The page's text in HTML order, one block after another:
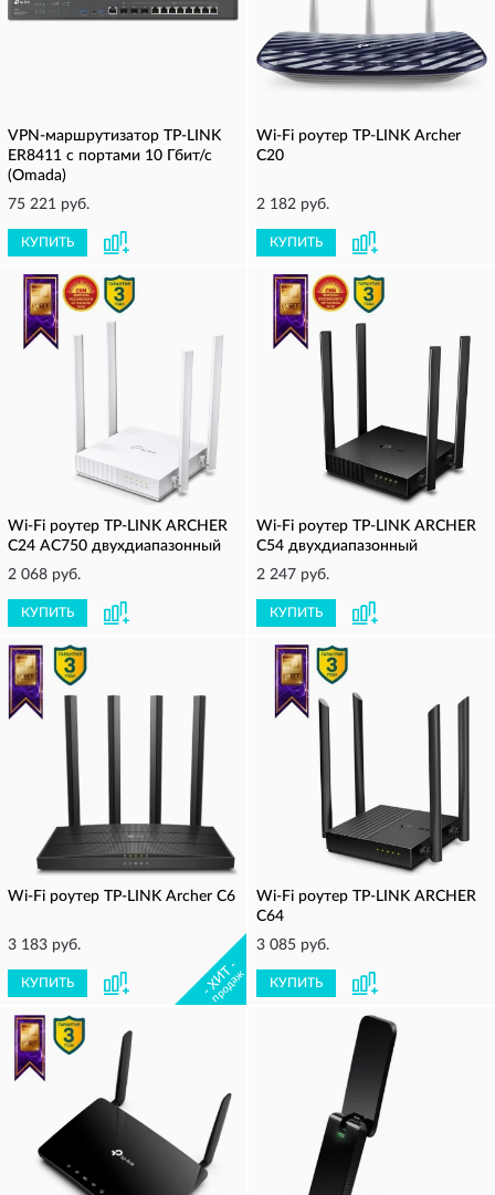
VPN-маршрутизатор TP-LINK
ER8411 с портами 10 Гбит/с
(Omada)
75 221 руб.
КУПИТЬ
Wi-Fi роутер TP-LINK Archer
C20
2 182 руб.
КУПИТЬ
Wi-Fi роутер TP-LINK ARCHER
C24 AC750 двухдиапазонный
2 068 руб.
КУПИТЬ
Wi-Fi роутер TP-LINK ARCHER
C54 двухдиапазонный
2 247 руб.
КУПИТЬ
Wi-Fi роутер TP-LINK Archer C6
3 183 руб.
КУПИТЬ - ХИТ -
продаж
Wi-Fi роутер TP-LINK ARCHER
C64
3 085 руб.
КУПИТЬ